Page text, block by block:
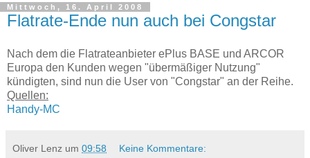
Mittwoch, 16. April 2008
Flatrate-Ende nun auch bei Congstar
Nach dem die Flatrateanbieter ePlus BASE und ARCOR
Europa den Kunden wegen "übermäßiger Nutzung"
kündigten, sind nun die User von "Congstar" an der Reihe.
Quellen:
Handy-MC
Oliver Lenz um 09:58 Keine Kommentare: